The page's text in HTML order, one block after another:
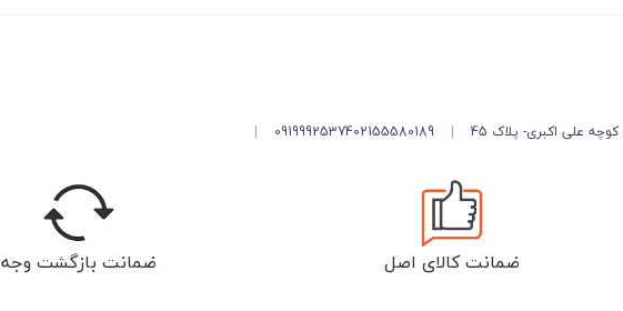
علی اکبری- پلاک 45 |
02155580189
09199925374
|
ضمانت کالای اصل ضمانت بازگشت وجه